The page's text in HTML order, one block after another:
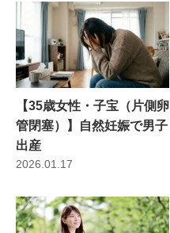
【35歳女性・子宝（片側卵
管閉塞）】自然妊娠で男子
出産
2026.01.17